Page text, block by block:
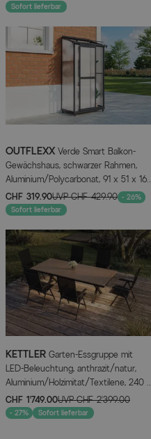
FSC®-zertifiziertes Produkt
Sofort lieferbar
OUTFLEXX Verde Smart Balkon-
Gewächshaus, schwarzer Rahmen,
Aluminium/Polycarbonat, 91 x 51 x 166
cm, UV-beständig, pulverbeschichtet,
mit Tür und Regalböden
CHF 319.90UVPCHF 429.90 - 26%
Sofort lieferbar
KETTLER Garten-Essgruppe mit
LED-Beleuchtung, anthrazit/natur,
Aluminium/Holzimitat/Textilene, 240 x
100 cm Tisch, 6 Klappstühle
CHF 1’749.00UVPCHF 2’399.00
- 27% Sofort lieferbar